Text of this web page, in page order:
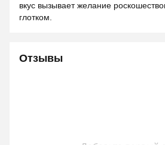
вкус вызывает желание
глотком.
Отзывы